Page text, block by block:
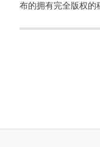
布的拥有完全版权的